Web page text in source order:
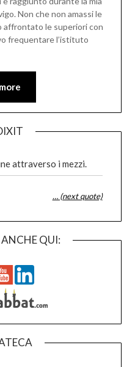
Non che non amassi le
affrontato le superiori con
frequentare l’istituto
attraverso i mezzi.
… (next quote)
QUI: